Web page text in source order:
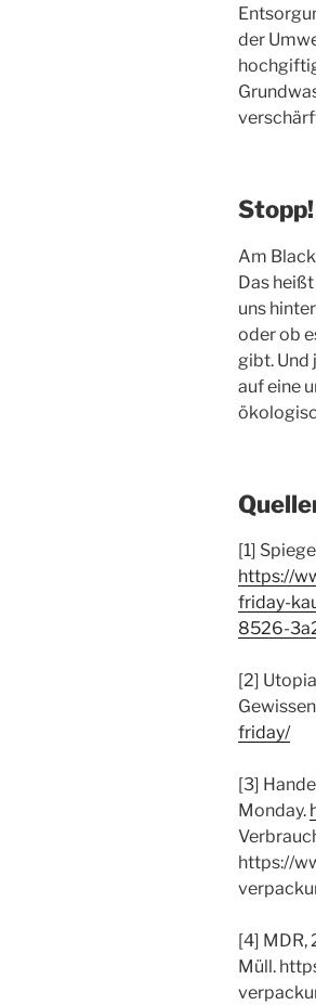
der
Stopp!
Am
Das
uns
oder ob
gibt. Und
auf eine
[1]
https://
friday-
8526-
[2]
friday/
[3]
Monday.
https://
[4] MDR,
Müll.